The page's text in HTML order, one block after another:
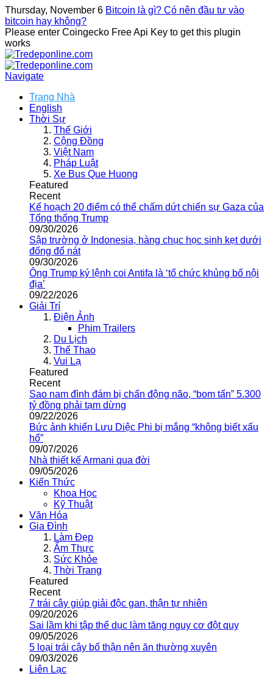
Thursday, November 6 Bitcoin là gì? Có nên đầu tư vào
bitcoin hay không?
Please enter Coingecko Free Api Key to get this plugin
works
Navigate
Trang Nhà
English
Thời Sự
Thế Giới
Cộng Đồng
Việt Nam
Pháp Luật
Xe Bus Que Huong
Featured
Recent
Kế hoạch 20 điểm có thể chấm dứt chiến sự Gaza của
Tổng thống Trump
09/30/2026
Sập trường ở Indonesia, hàng chục học sinh kẹt dưới
đống đổ nát
09/30/2026
Ông Trump ký lệnh coi Antifa là ‘tổ chức khủng bố nội
địa’
09/22/2026
Giải Trí
Điện Ảnh
Phim Trailers
Du Lịch
Thể Thao
Vui Lạ
Featured
Recent
Sao nam đình đám bị chấn động não, “bom tấn” 5.300
tỷ đồng phải tạm dừng
09/22/2026
Bức ảnh khiến Lưu Diệc Phi bị mắng “không biết xấu
hổ”
09/07/2026
Nhà thiết kế Armani qua đời
09/05/2026
Kiến Thức
Khoa Học
Kỹ Thuật
Văn Hóa
Gia Đình
Làm Đẹp
Ẩm Thực
Sức Khỏe
Thời Trang
Featured
Recent
7 trái cây giúp giải độc gan, thận tự nhiên
09/20/2026
Sai lầm khi tập thể dục làm tăng nguy cơ đột quỵ
09/05/2026
5 loại trái cây bổ thận nên ăn thường xuyên
09/03/2026
Liên Lạc